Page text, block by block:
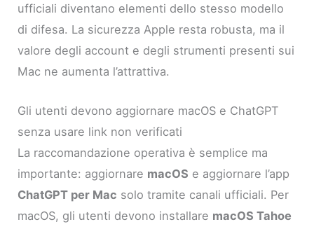
ufficiali diventano elementi dello stesso modello
di difesa. La sicurezza Apple resta robusta, ma il
valore degli account e degli strumenti presenti sui
Mac ne aumenta l’attrattiva.
Gli utenti devono aggiornare macOS e ChatGPT
senza usare link non verificati
La raccomandazione operativa è semplice ma
importante: aggiornare macOS e aggiornare l’app
ChatGPT per Mac solo tramite canali ufficiali. Per
macOS, gli utenti devono installare macOS Tahoe